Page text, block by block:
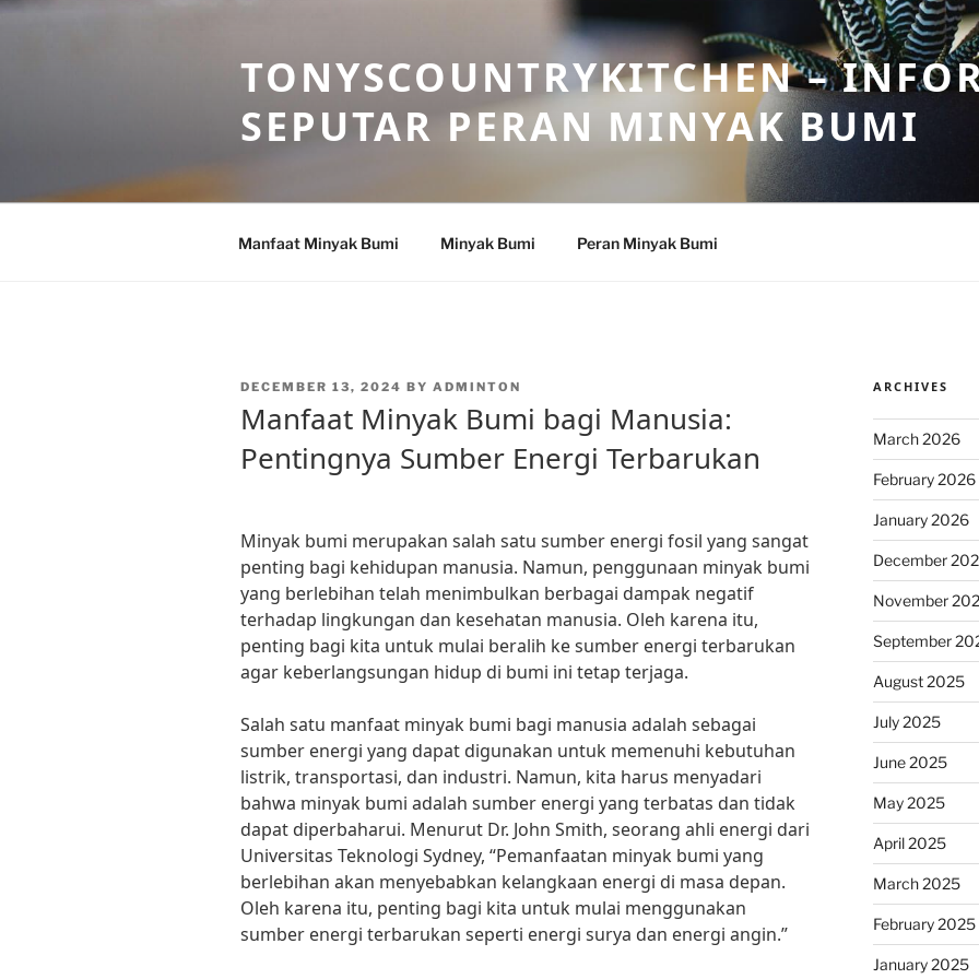
Skip
TONYSCOUNTRYKITCHEN –
SEPUTAR PERAN MINYAK BUMI
Manfaat Minyak Bumi Minyak Bumi Peran Minyak Bumi
POSTED
DECEMBER 13, 2024 BY ADMINTON
Manfaat Minyak Bumi bagi Manusia:
Pentingnya Sumber Energi Terbarukan
Minyak bumi merupakan salah satu sumber energi fosil yang sangat
penting bagi kehidupan manusia. Namun, penggunaan minyak bumi
yang berlebihan telah menimbulkan berbagai dampak negatif
terhadap lingkungan dan kesehatan manusia. Oleh karena itu,
penting bagi kita untuk mulai beralih ke sumber energi terbarukan
agar keberlangsungan hidup di bumi ini tetap terjaga.
Salah satu manfaat minyak bumi bagi manusia adalah sebagai
sumber energi yang dapat digunakan untuk memenuhi kebutuhan
listrik, transportasi, dan industri. Namun, kita harus menyadari
bahwa minyak bumi adalah sumber energi yang terbatas dan tidak
dapat diperbaharui. Menurut Dr. John Smith, seorang ahli energi dari
Universitas Teknologi Sydney, “Pemanfaatan minyak bumi yang
berlebihan akan menyebabkan kelangkaan energi di masa depan.
Oleh karena itu, penting bagi kita untuk mulai menggunakan
sumber energi terbarukan seperti energi surya dan energi angin.”
ARCHIVES
March 2026
February 2026
January 2026
December
November
September
August 2025
July 2025
June 2025
May 2025
April 2025
March 2025
February 2025
January 2025